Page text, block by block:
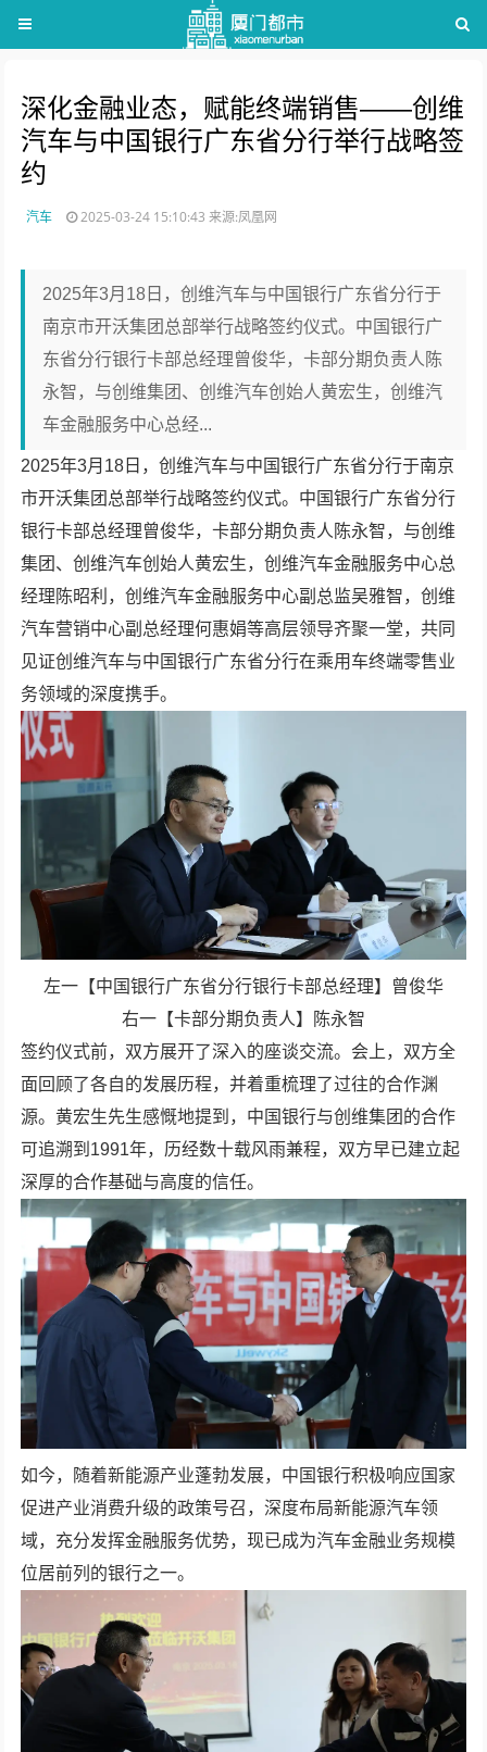
深化金融业态，赋能终端销售——创维
汽车与中国银行广东省分行举行战略签
约
汽车 2025-03-24 15:10:43来源:凤凰网
2025年3月18日，创维汽车与中国银行广东省分行于
南京市开沃集团总部举行战略签约仪式。中国银行广
东省分行银行卡部总经理曾俊华，卡部分期负责人陈
永智，与创维集团、创维汽车创始人黄宏生，创维汽
车金融服务中心总经...
2025年3月18日，创维汽车与中国银行广东省分行于南京
市开沃集团总部举行战略签约仪式。中国银行广东省分行
银行卡部总经理曾俊华，卡部分期负责人陈永智，与创维
集团、创维汽车创始人黄宏生，创维汽车金融服务中心总
经理陈昭利，创维汽车金融服务中心副总监吴雅智，创维
汽车营销中心副总经理何惠娟等高层领导齐聚一堂，共同
见证创维汽车与中国银行广东省分行在乘用车终端零售业
务领域的深度携手。
左一【中国银行广东省分行银行卡部总经理】曾俊华
右一【卡部分期负责人】陈永智
签约仪式前，双方展开了深入的座谈交流。会上，双方全
面回顾了各自的发展历程，并着重梳理了过往的合作渊
源。黄宏生先生感慨地提到，中国银行与创维集团的合作
可追溯到1991年，历经数十载风雨兼程，双方早已建立起
深厚的合作基础与高度的信任。
如今，随着新能源产业蓬勃发展，中国银行积极响应国家
促进产业消费升级的政策号召，深度布局新能源汽车领
域，充分发挥金融服务优势，现已成为汽车金融业务规模
位居前列的银行之一。